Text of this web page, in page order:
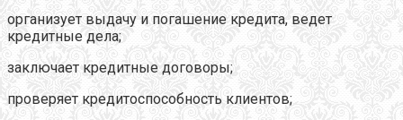
организует выдачу и погашение кредита, ведет
кредитные дела;
заключает кредитные договоры;
проверяет кредитоспособность клиентов;